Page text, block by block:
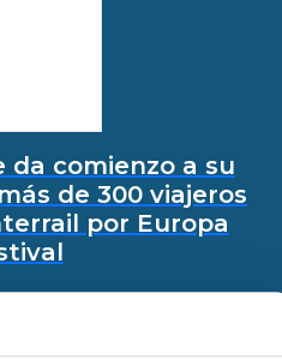
da comienzo a su
de 300 viajeros
por Europa